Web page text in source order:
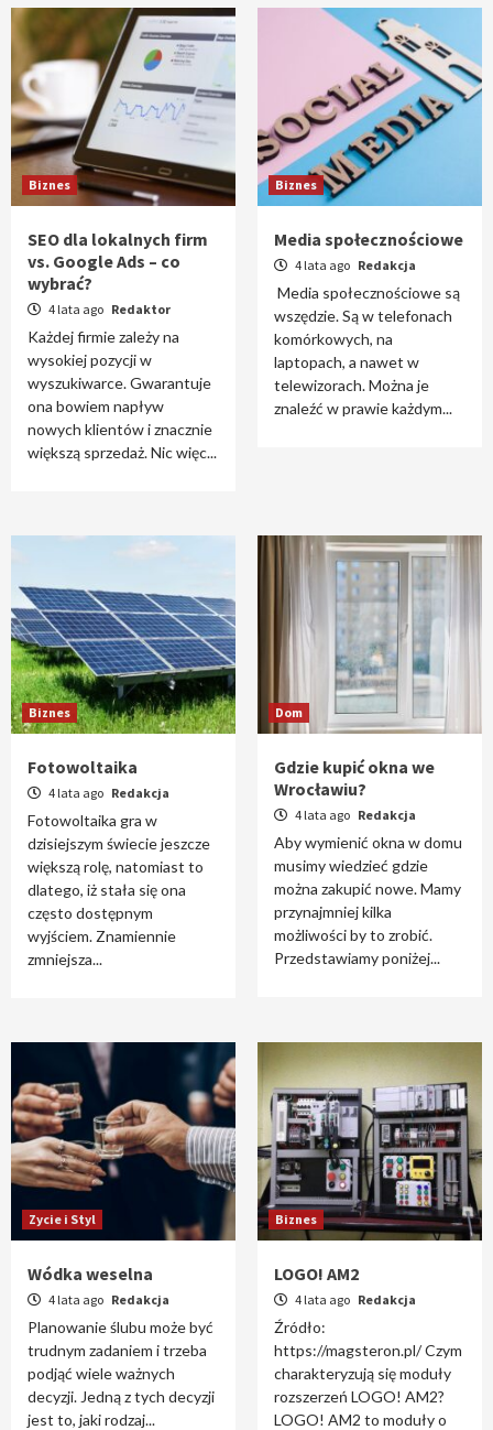
Biznes
SEO dla lokalnych firm
vs. Google Ads – co
wybrać?
4 lata ago Redaktor
Każdej firmie zależy na
wysokiej pozycji w
wyszukiwarce. Gwarantuje
ona bowiem napływ
nowych klientów i znacznie
większą sprzedaż. Nic więc...
Biznes
Media społecznościowe
4 lata ago Redakcja
Media społecznościowe są
wszędzie. Są w telefonach
komórkowych, na
laptopach, a nawet w
telewizorach. Można je
znaleźć w prawie każdym...
Biznes
Fotowoltaika
4 lata ago Redakcja
Fotowoltaika gra w
dzisiejszym świecie jeszcze
większą rolę, natomiast to
dlatego, iż stała się ona
często dostępnym
wyjściem. Znamiennie
zmniejsza...
Dom
Gdzie kupić okna we
Wrocławiu?
4 lata ago Redakcja
Aby wymienić okna w domu
musimy wiedzieć gdzie
można zakupić nowe. Mamy
przynajmniej kilka
możliwości by to zrobić.
Przedstawiamy poniżej...
Zycie i Styl
Wódka weselna
4 lata ago Redakcja
Planowanie ślubu może być
trudnym zadaniem i trzeba
podjąć wiele ważnych
decyzji. Jedną z tych decyzji
jest to, jaki rodzaj...
Biznes
LOGO! AM2
4 lata ago Redakcja
Źródło:
https://magsteron.pl/ Czym
charakteryzują się moduły
rozszerzeń LOGO! AM2?
LOGO! AM2 to moduły o